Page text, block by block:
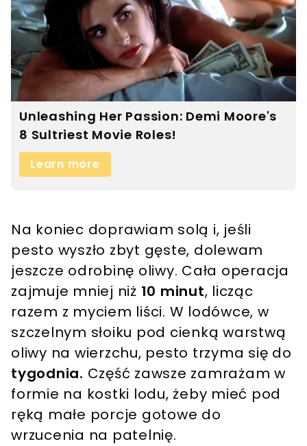
Na koniec doprawiam solą i, jeśli
pesto wyszło zbyt gęste, dolewam
jeszcze odrobinę oliwy. Cała operacja
zajmuje mniej niż 10 minut, licząc
razem z myciem liści. W lodówce, w
szczelnym słoiku pod cienką warstwą
oliwy na wierzchu, pesto trzyma się do
tygodnia. Część zawsze zamrażam w
formie na kostki lodu, żeby mieć pod
ręką małe porcje gotowe do
wrzucenia na patelnię.